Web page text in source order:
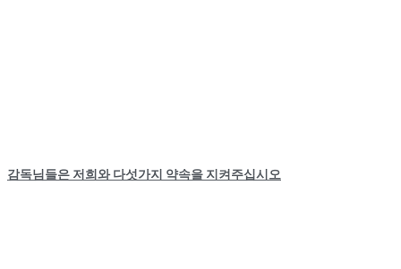
감독님들은 저희와 다섯가지 약속을 지켜주십시오